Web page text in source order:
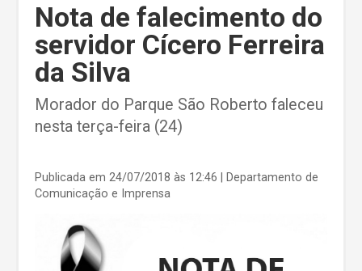
Nota de falecimento do
servidor Cícero Ferreira
da Silva
Morador do Parque São Roberto faleceu
nesta terça-feira (24)
Publicada em 24/07/2018 às 12:46
| Departamento de
Comunicação e Imprensa